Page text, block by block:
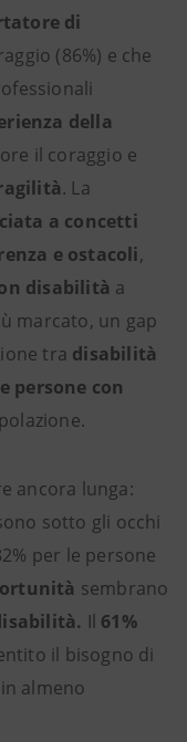
di
(86%) e che
della
il coraggio e
. La
a concetti
e ostacoli,
disabilità a
marcato, un gap
tra disabilità
persone con
ancora lunga:
sotto gli occhi
per le persone
sembrano
Il 61%
il bisogno di
in almeno